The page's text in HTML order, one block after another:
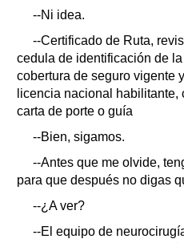
--Ni idea.
--Certificado de Ruta,
cedula de identificación de
cobertura de seguro vigente
licencia nacional
carta de porte o guía
--Bien, sigamos.
--Antes que me olvide,
para que después no digas
--¿A ver?
--El equipo de